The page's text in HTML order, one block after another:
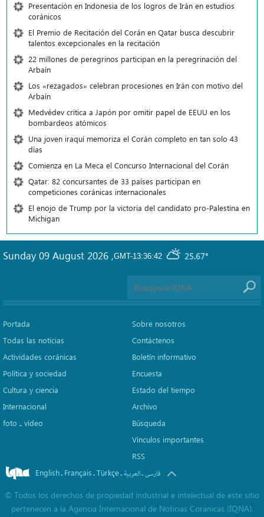
Presentación en Indonesia de los logros de Irán en estudios
coránicos
El Premio de Recitación del Corán en Qatar busca descubrir
talentos excepcionales en la recitación
22 millones de peregrinos participan en la peregrinación del
Arbaín
Los «rezagados» celebran procesiones en Irán con motivo del
Arbaín
Medvédev critica a Japón por omitir papel de EEUU en los
bombardeos atómicos
Una joven iraquí memoriza el Corán completo en tan solo 43
días
Comienza en La Meca el Concurso Internacional del Corán
Qatar: 82 concursantes de 33 países participan en
competiciones coránicas internacionales
El enojo de Trump por la victoria del candidato pro-Palestina en
Michigan
GMT-13:36:42 25.67°
Sunday 09 August 2026 ,
Portada
Todas las noticias
Actividades coránicas
Política y sociedad
Cultura y ciencia
Internacional
foto ـ vídeo
Sobre nosotros
Contáctenos
Boletín informativo
Encuesta
Estado del tiempo
Archivo
Búsqueda
Vínculos importantes
RSS
English. Français.Türkçe. العربیة.فارسی
© Todos los derechos de propiedad industrial e intelectual de este sitio
pertenecen a la Agencia Internacional de Noticias Coránicas (IQNA).